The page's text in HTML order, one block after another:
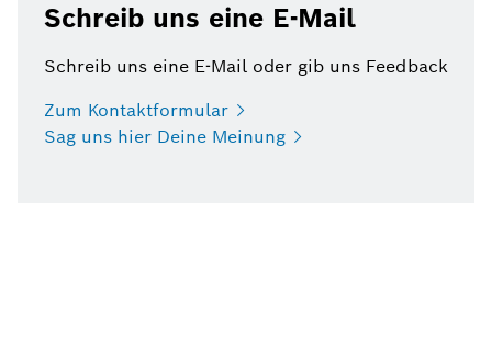
Schreib uns eine E-Mail
Schreib uns eine E-Mail oder gib uns Feedback
Zum Kontaktformular
Sag uns hier Deine Meinung